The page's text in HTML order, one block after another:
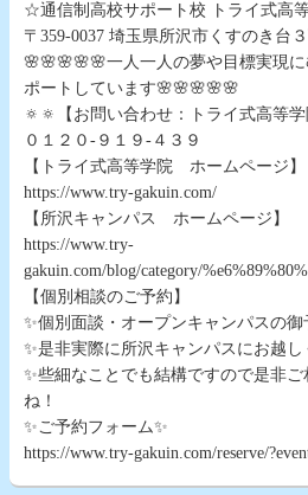
☆通信制高校サポート校 トライ式高
〒359-0037 埼玉県所沢市くすのき台
🌸🌸🌸🌸🌸一人一人の夢や目標実現
ポートしています🌸🌸🌸🌸🌸
🔅🔅【お問い合わせ：トライ式高等
０１２０-９１９-４３９
【トライ式高等学院 ホームページ】
https://www.try-gakuin.com/
【所沢キャンパス ホームページ】
https://www.try-
gakuin.com/blog/category/
【個別相談のご予約】
✨個別面談・オープンキャンパスの御
✨是非実際に所沢キャンパスにお越し
✨些細なことでも結構ですので是非
ね！
✨ご予約フォーム✨
https://www.try-gakuin.com/reserve/